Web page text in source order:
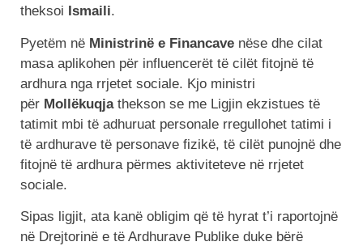
theksoi Ismaili.
Pyetëm në Ministrinë e Financave nëse dhe cilat
masa aplikohen për influencerët të cilët fitojnë të
ardhura nga rrjetet sociale. Kjo ministri
për Mollëkuqjathekson se me Ligjin ekzistues të
tatimit mbi të adhuruat personale rregullohet tatimi i
të ardhurave të personave fizikë, të cilët punojnë dhe
fitojnë të ardhura përmes aktiviteteve në rrjetet
sociale.
Sipas ligjit, ata kanë obligim që të hyrat t’i raportojnë
në Drejtorinë e të Ardhurave Publike duke bërë